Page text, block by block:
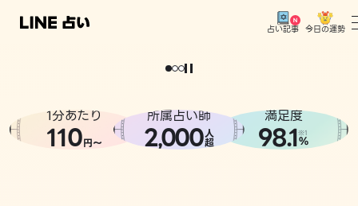
占い記事 今日の運勢
相談事例
どうせなら
。
1分あたり
110円〜
所属占い師
2,000人
超
満足度
98.1※1
%